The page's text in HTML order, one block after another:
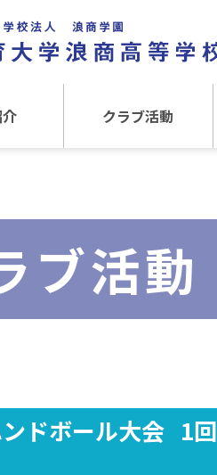
クラブ活動
文化クラブ
ブ活動
ドボール大会 1回